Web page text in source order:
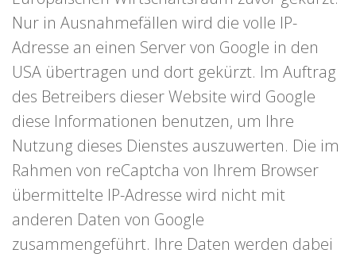
Nur in Ausnahmefällen wird die volle IP-
Adresse an einen Server von Google in den
USA übertragen und dort gekürzt. Im Auftrag
des Betreibers dieser Website wird Google
diese Informationen benutzen, um Ihre
Nutzung dieses Dienstes auszuwerten. Die im
Rahmen von reCaptcha von Ihrem Browser
übermittelte IP-Adresse wird nicht mit
anderen Daten von Google
zusammengeführt. Ihre Daten werden dabei